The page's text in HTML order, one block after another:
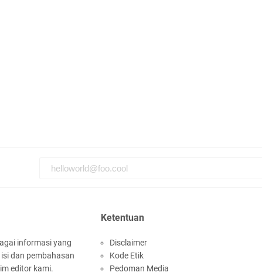
informasi yang
dan pembahasan
editor kami.
Ketentuan
Disclaimer
Kode Etik
Pedoman Media